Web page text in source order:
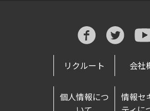
リクルート 会社
個人情報につ
情報セ